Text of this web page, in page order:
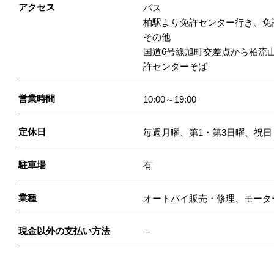
アクセス
バス
柏駅より免許センター行き、
その他
国道6号線旭町交差点から柏流
許センターそば
営業時間 10:00～19:00
定休日 毎週月曜、第1・第3日曜、祝日
駐車場 有
業種 オートバイ販売・修理、モー
現金以外の支払い方法 －